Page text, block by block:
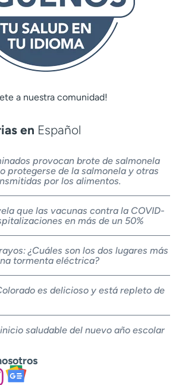
a nuestra comunidad!
en Español
provocan brote de salmonela
protegerse de la salmonela y otras
por los alimentos.
que las vacunas contra la COVID-
en más de un 50%
¿Cuáles son los dos lugares más
tormenta eléctrica?
es delicioso y está repleto de
saludable del nuevo año escolar